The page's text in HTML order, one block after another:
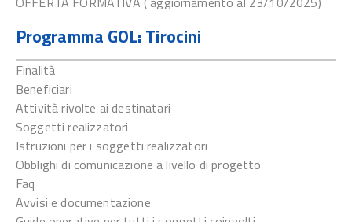
Programma GOL: Tirocini
Finalità
Beneficiari
Attività rivolte ai destinatari
Soggetti realizzatori
Istruzioni per i soggetti realizzatori
Obblighi di comunicazione a livello di progetto
Faq
Avvisi e documentazione